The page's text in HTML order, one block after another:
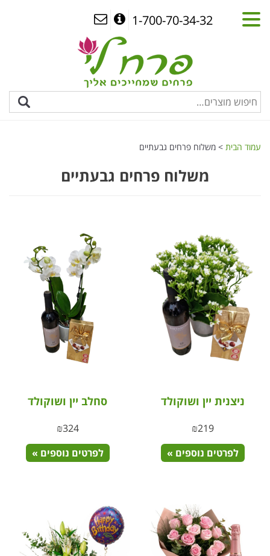
1-700-70-34-32
עמוד הבית > משלוח פרחים גבעתיים
משלוח פרחים גבעתיים
ניצנית יין ושוקולד
₪219
לפרטים נוספים »
סחלב יין ושוקולד
₪324
לפרטים נוספים »